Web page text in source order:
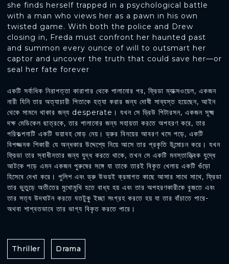
she finds herself trapped in a psychological battle
with a man who views her as a pawn in his own
twisted game. With both the police and Drew
closing in, Freda must confront her haunted past
and summon every ounce of will to outsmart her
captor and uncover the truth that could save her—or
seal her fate forever
একটি সর্বাধিক নিরাপত্তা কারাগার থেকে পালানোর পর, ফ্রিডা ম্যাক্সওয়েল, একজন
নারী যিনি তার অত্যাচারী পিতাকে হত্যা করার জন্য দোষী সাব্যস্ত হয়েছেন, আইন
থেকে সামনে থাকার জন্য desperate। যখন সে ড্রিউ পিটারসন, একজন সূক্ষ্ম
দক্ষ মেডিকেল ছাত্রকে, তার পালানোর জন্য সহায়তা করতে অপহরণ করে, তার
পরিকল্পনাটি একটি ভয়াবহ মোড় নেয়। ড্রুর বিনয়ের আবরণ খসে পড়ে, একটি
বিপজ্জনক শিকারী যে অন্ধকার উদ্দেশ্যে নিয়ে আসে তার প্রকৃতি উন্মোচন করে। যখন
ফ্রিডা তার স্বাধীনতার জন্য যুদ্ধ করতে থাকে, তখন সে একটি মনস্তাত্ত্বিক যুদ্ধে
আটকে পড়ে এমন একজন পুরুষের সঙ্গে যা তাকে তারই বিকৃত খেলায় একটি গুঁড়ো
হিসেবে দেখা করে। পুলিশ এবং ড্রু উভয়ই ক্রমাগত কাছে আসার সাথে সাথে, ফ্রিডা
তার ভুতুড়ে অতীতের মুখোমুখি হতে বাধ্য হয় এবং তার অপহরণকারীকে বুজতে এবং
তার সত্য উদঘাটন করতে যতটুকু ইচ্ছা সংগ্রহ করতে হয় যা তার বাঁচাতে পারে-
অথবা শাশ্বতভাবে তার ভাগ্য বিকৃত করতে পারে।
Thriller Drama